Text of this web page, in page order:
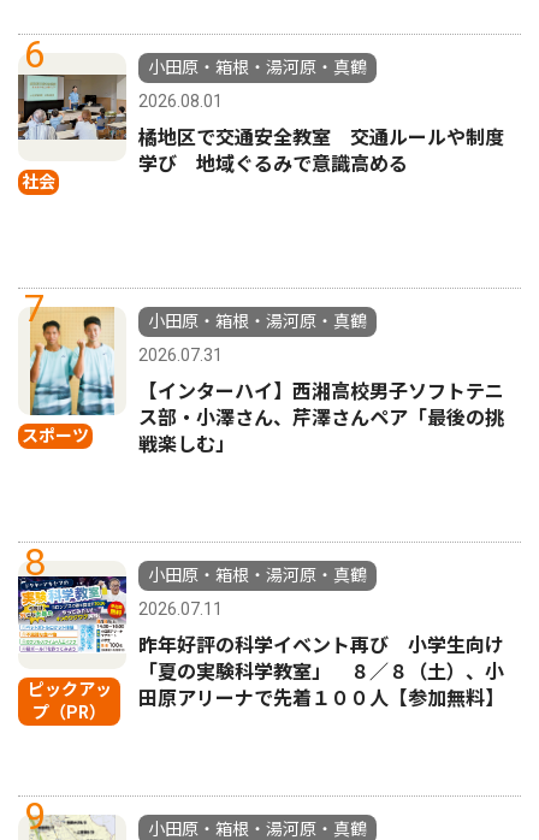
6
社会
小田原・箱根・湯河原・真鶴
2026.08.01
橘地区で交通安全教室 交通ルールや制度
学び 地域ぐるみで意識高める
7
スポーツ
小田原・箱根・湯河原・真鶴
2026.07.31
【インターハイ】西湘高校男子ソフトテニ
ス部・小澤さん、芹澤さんペア「最後の挑
戦楽しむ」
8
ピックアッ
プ（PR）
小田原・箱根・湯河原・真鶴
2026.07.11
昨年好評の科学イベント再び 小学生向け
「夏の実験科学教室」 ８／８（土）、小
田原アリーナで先着１００人【参加無料】
9
小田原・箱根・湯河原・真鶴